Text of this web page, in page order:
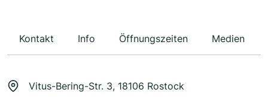
Kontakt Info Öffnungszeiten Medien
Vitus-Bering-Str. 3, 18106 Rostock